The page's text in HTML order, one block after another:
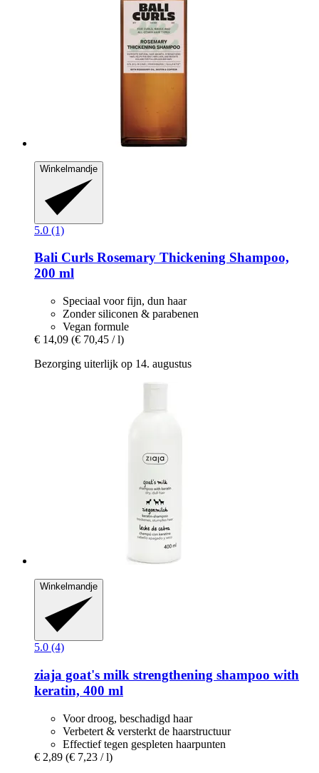
Winkelmandje
5.0 (1)
Bali Curls Rosemary Thickening Shampoo,
200 ml
Speciaal voor fijn, dun haar
Zonder siliconen & parabenen
Vegan formule
€ 14,09 (€ 70,45 / l)
Bezorging uiterlijk op 14. augustus
Winkelmandje
5.0 (4)
ziaja goat's milk strengthening shampoo with
keratin, 400 ml
Voor droog, beschadigd haar
Verbetert & versterkt de haarstructuur
Effectief tegen gespleten haarpunten
€ 2,89 (€ 7,23 / l)